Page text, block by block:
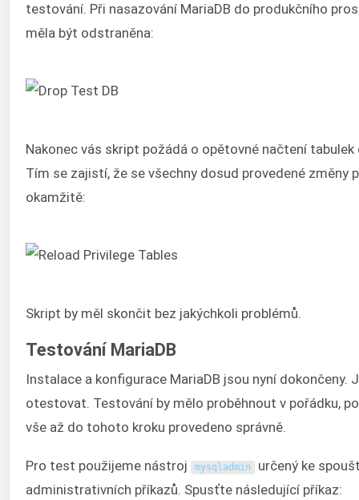
testování. Při nasazování MariaDB do produkčního
měla být odstraněna:
Nakonec vás skript požádá o opětovné načtení tabulek
Tím se zajistí, že se všechny dosud provedené změny
okamžitě:
Skript by měl skončit bez jakýchkoli problémů.
Testování MariaDB
Instalace a konfigurace MariaDB jsou nyní dokončeny.
otestovat. Testování by mělo proběhnout v pořádku,
vše až do tohoto kroku provedeno správně.
Pro test použijeme nástroj mysqladmin určený ke
administrativních příkazů. Spusťte následující příkaz: